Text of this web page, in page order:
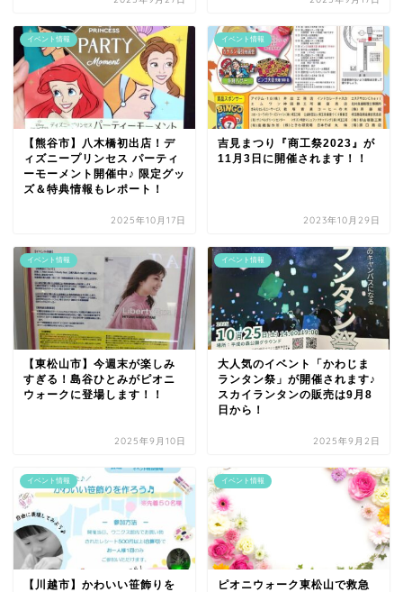
イベント情報
【熊谷市】八木橋初出店！デ
ィズニープリンセス パーティ
ーモーメント開催中♪ 限定グッ
ズ＆特典情報もレポート！
2025年10月17日
イベント情報
吉見まつり『商工祭2023』が
11月3日に開催されます！！
2023年10月29日
イベント情報
【東松山市】今週末が楽しみ
すぎる！島谷ひとみがピオニ
ウォークに登場します！！
2025年9月10日
イベント情報
大人気のイベント「かわじま
ランタン祭」が開催されます♪
スカイランタンの販売は9月8
日から！
2025年9月2日
イベント情報
【川越市】かわいい笹飾りを
イベント情報
ピオニウォーク東松山で救急